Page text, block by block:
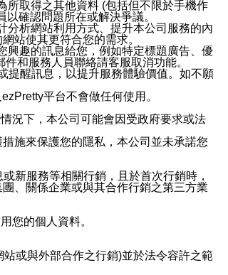
所取得之其他資料 (包括但不限於手機作
確認問題所在或解決爭議。
分析網站利用方式、提升本公司服務的內
站使其更符合您的需求。
興趣的訊息給您，例如特定標題廣告、優
和服務人員聯絡請客服取消功能。
提醒訊息，以提升服務體驗價值。如不願
平台不會做任何使用。
況下，本公司可能會因受政府要求或法
施來保護您的隱私，本公司並未承諾您
新服務等相關行銷，且於首次行銷時，
、關係企業或與其合作行銷之第三方業
您的個人資料。
或與外部合作之行銷)並於法令容許之範